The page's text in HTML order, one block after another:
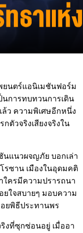
ยนตร์แอนิเมชันฟอร์ม
นการทบทวนการเดิน
ว ความพิเศษอีกหนึ่ง
ตัวจริงเสียงจริงใน
นแนวผจญภัย บอกเล่า
รซาน เมืองในอุดมคติ
ใครมีความปรารถนา
ยใจสบายๆ มอบความ
ยพิธีประทานพร
งที่ซุกซ่อนอยู่ เมื่ออา